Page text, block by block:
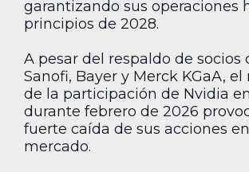
garantizando sus operaciones
principios de 2028.
A pesar del respaldo de socios
Sanofi, Bayer y Merck KGaA, el
de la participación de Nvidia
durante febrero de 2026
fuerte caída de sus acciones en
mercado.